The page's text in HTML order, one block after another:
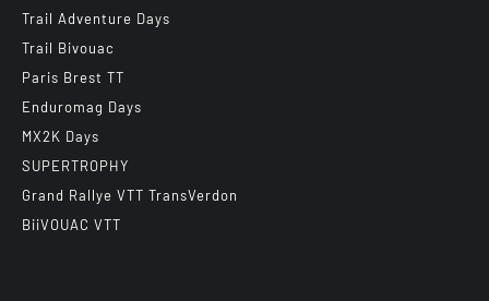
Trail Adventure Days
Trail Bivouac
Paris Brest TT
Enduromag Days
MX2K Days
SUPERTROPHY
Grand Rallye VTT TransVerdon
BiiVOUAC VTT